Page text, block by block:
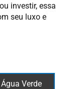
investir, essa
seu luxo e
Verde